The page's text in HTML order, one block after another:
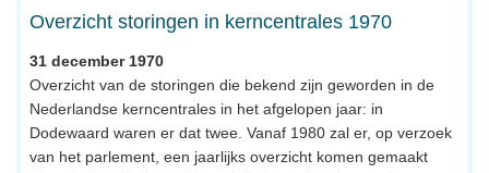
Overzicht storingen in kerncentrales 1970
31 december 1970
Overzicht van de storingen die bekend zijn geworden in de
Nederlandse kerncentrales in het afgelopen jaar: in
Dodewaard waren er dat twee. Vanaf 1980 zal er, op verzoek
van het parlement, een jaarlijks overzicht komen gemaakt